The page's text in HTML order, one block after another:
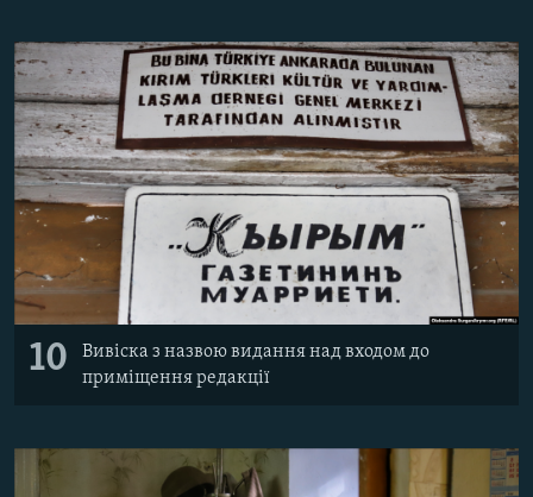
10
Вивіска з назвою видання над входом до
приміщення редакції